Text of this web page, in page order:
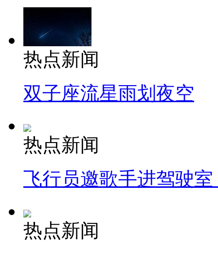
热点新闻
双子座流星雨划夜空
热点新闻
飞行员邀歌手进驾驶
热点新闻